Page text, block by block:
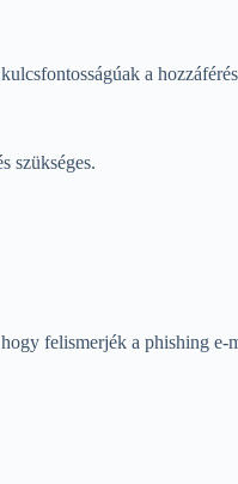
a
szükséges.
felismerjék a phishing e-